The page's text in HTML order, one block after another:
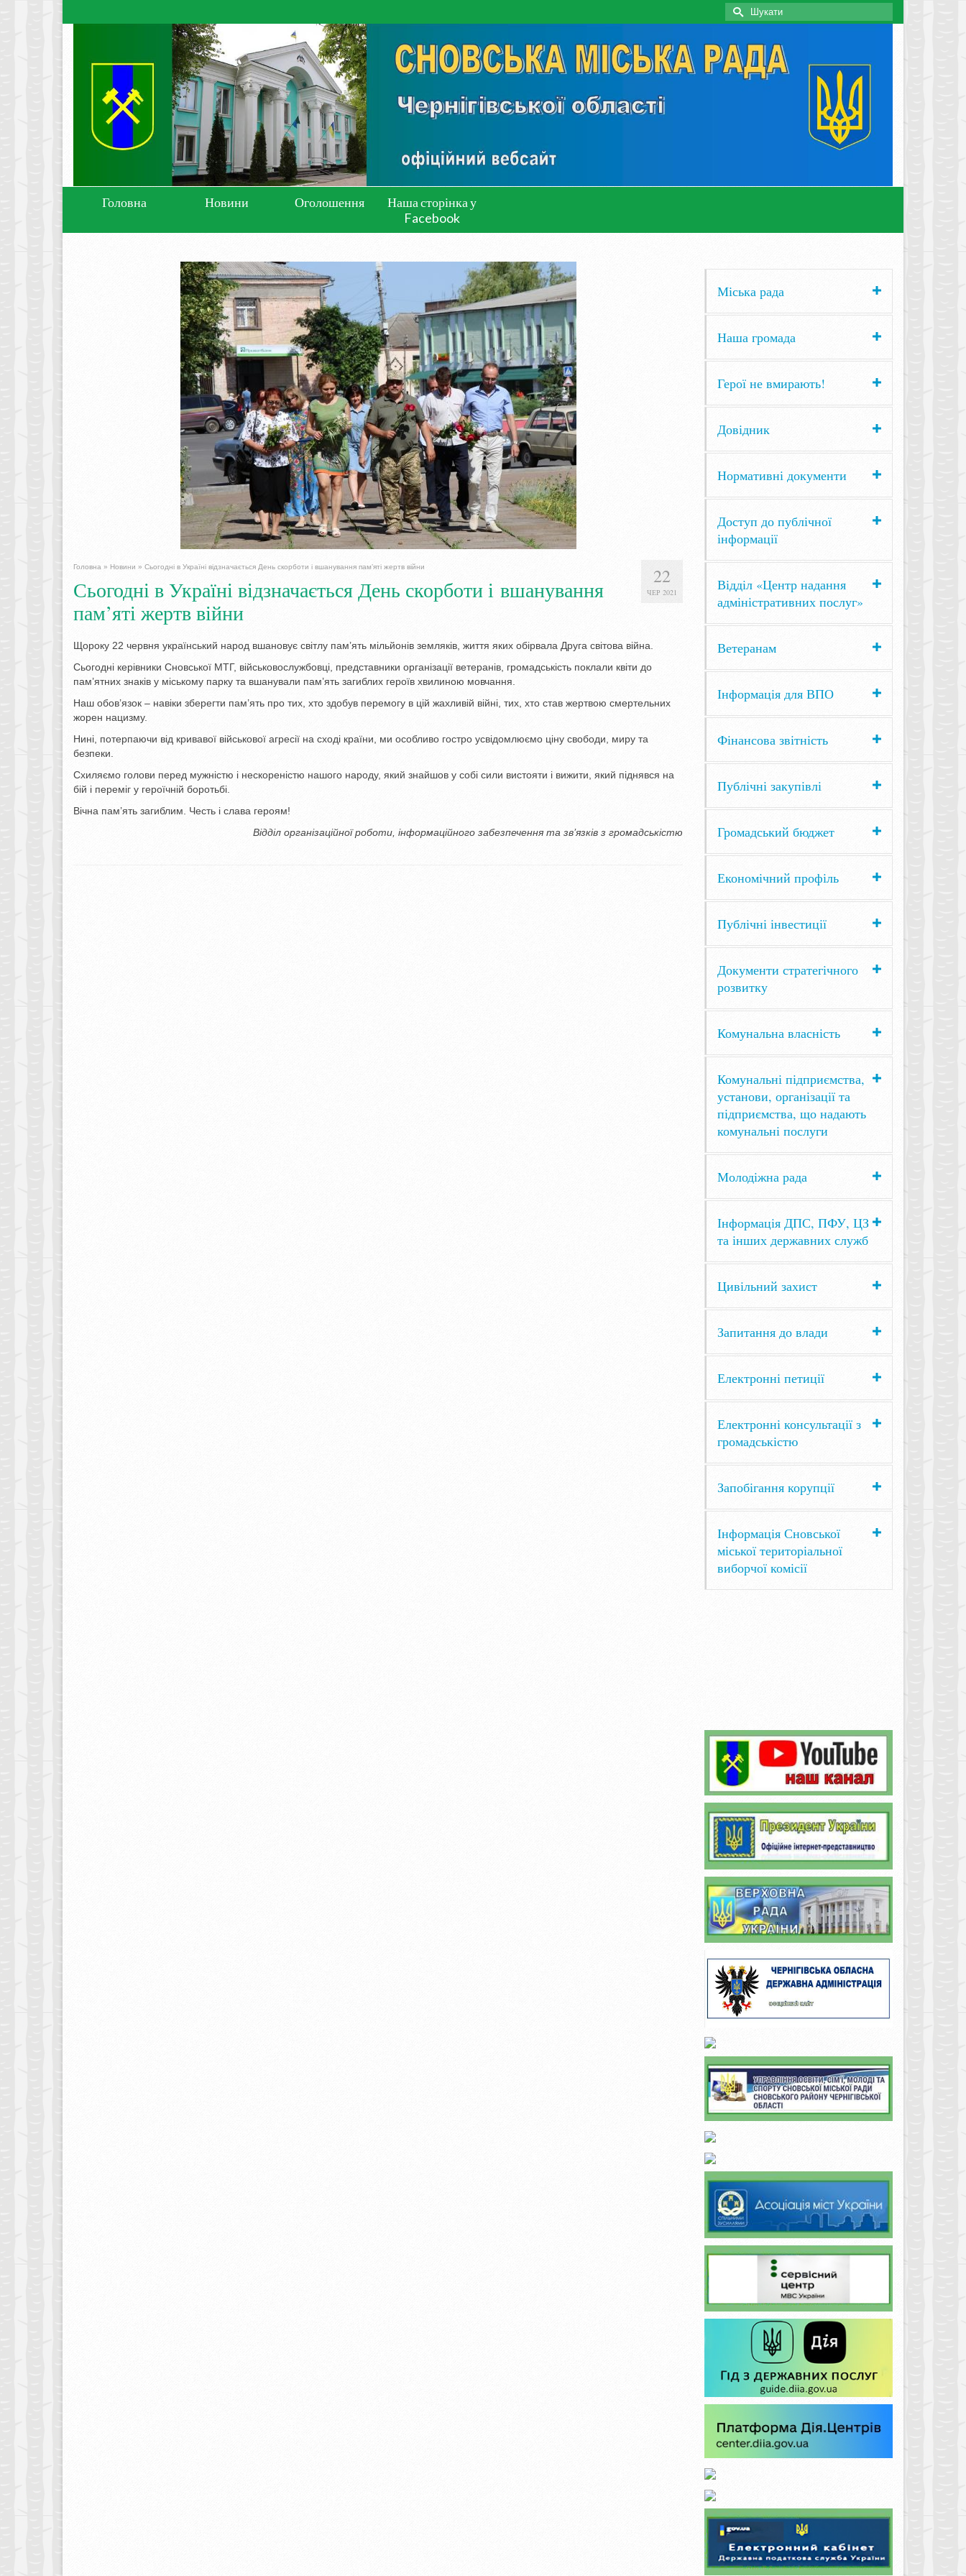
Search
for:
Головна Новини Оголошення
Наша сторінка у
Facebook
22
ЧЕР 2021
Головна » Новини » Сьогодні в Україні відзначається День скорботи і вшанування пам’яті жертв війни
Сьогодні в Україні відзначається День скорботи і вшанування
пам’яті жертв війни
Щороку 22 червня український народ вшановує світлу пам’ять мільйонів земляків, життя яких обірвала Друга світова війна.
Сьогодні керівники Сновської МТГ, військовослужбовці, представники організації ветеранів, громадськість поклали квіти до
пам’ятних знаків у міському парку та вшанували пам’ять загиблих героїв хвилиною мовчання.
Наш обов’язок – навіки зберегти пам’ять про тих, хто здобув перемогу в цій жахливій війні, тих, хто став жертвою смертельних
жорен нацизму.
Нині, потерпаючи від кривавої військової агресії на сході країни, ми особливо гостро усвідомлюємо ціну свободи, миру та
безпеки.
Схиляємо голови перед мужністю і нескореністю нашого народу, який знайшов у собі сили вистояти і вижити, який піднявся на
бій і переміг у героїчній боротьбі.
Вічна пам’ять загиблим. Честь і слава героям!
Відділ організаційної роботи, інформаційного забезпечення та зв’язків з громадськістю
Міська рада
Наша громада
Герої не вмирають!
Довідник
Нормативні документи
Доступ до публічної
інформації
Відділ «Центр надання
адміністративних послуг»
Ветеранам
Інформація для ВПО
Фінансова звітність
Публічні закупівлі
Громадський бюджет
Економічний профіль
Публічні інвестиції
Документи стратегічного
розвитку
Комунальна власність
Комунальні підприємства,
установи, організації та
підприємства, що надають
комунальні послуги
Молодіжна рада
Інформація ДПС, ПФУ, ЦЗ
та інших державних служб
Цивільний захист
Запитання до влади
Електронні петиції
Електронні консультації з
громадськістю
Запобігання корупції
Інформація Сновської
міської територіальної
виборчої комісії